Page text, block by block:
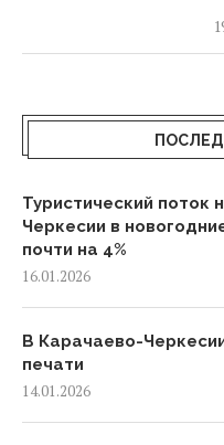
Туристический поток
Черкесии в
почти на 4%
16.01.2026
В Карачаево-
печати
14.01.2026